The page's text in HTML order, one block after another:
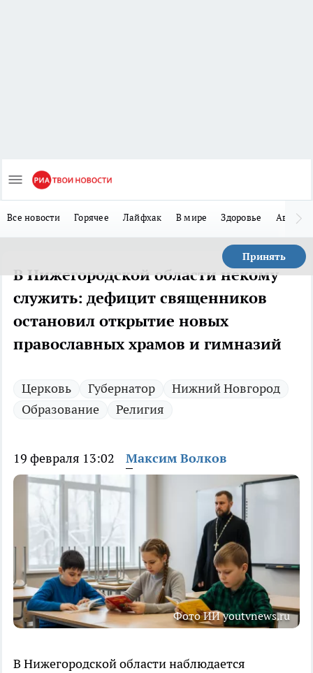
Все новости Горячее Лайфхак В мире Здоровье Авто
Принять
В Нижегородской области некому
служить: дефицит священников
остановил открытие новых
православных храмов и гимназий
Церковь Губернатор
Нижний Новгород
Образование
Религия
19 февраля 13:02 Максим Волков
Фото ИИ youtvnews.ru
В Нижегородской области наблюдается